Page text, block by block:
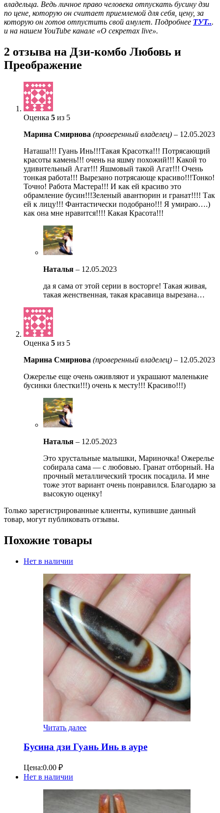
владельца. Ведь личное право человека отпускать бусину дзи
по цене, которую он считает приемлемой для себя, цену, за
которую он готов отпустить свой амулет. Подробнее ТУТ...
и на нашем YouTube канале «О секретах live».
2 отзыва на Дзи-комбо Любовь и
Преображение
Оценка 5 из 5
Марина Смирнова (проверенный владелец) – 12.05.2023
Наташа!!! Гуань Инь!!!Такая Красотка!!! Потрясающий
красоты камень!!! очень на яшму похожий!!! Какой то
удивительный Агат!!! Яшмовый такой Агат!!! Очень
тонкая работа!!! Вырезано потрясающе красиво!!!Тонко!
Точно! Работа Мастера!!! И как ей красиво это
обрамление бусин!!!Зеленый авантюрин и гранат!!!! Так
ей к лицу!!! Фантастически подобрано!!! Я умираю….)
как она мне нравится!!!! Какая Красота!!!
Наталья – 12.05.2023
да я сама от этой серии в восторге! Такая живая,
такая женственная, такая красавица вырезана…
Оценка 5 из 5
Марина Смирнова (проверенный владелец) – 12.05.2023
Ожерелье еще очень оживляют и украшают маленькие
бусинки блестки!!!) очень к месту!!! Красиво!!!)
Наталья – 12.05.2023
Это хрустальные малышки, Мариночка! Ожерелье
собирала сама — с любовью. Гранат отборный. На
прочный металлический тросик посадила. И мне
тоже этот вариант очень понравился. Благодарю за
высокую оценку!
Только зарегистрированные клиенты, купившие данный
товар, могут публиковать отзывы.
Похожие товары
Нет в наличии
Читать далее
Бусина дзи Гуань Инь в ауре
Цена:0.00 ₽
Нет в наличии